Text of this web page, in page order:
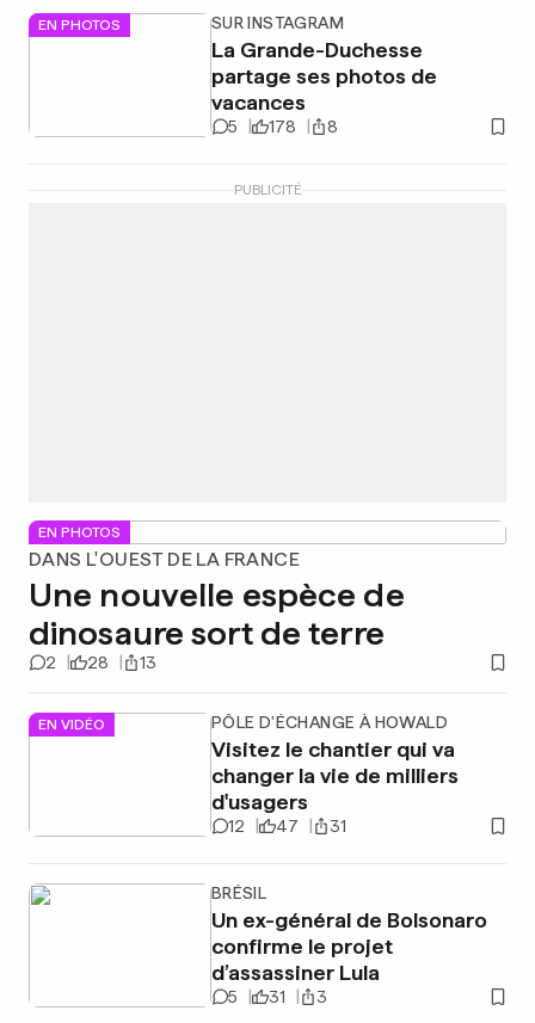
EN PHOTOS SUR INSTAGRAM
La Grande-Duchesse
partage ses photos de
vacances
5 178 8
PUBLICITÉ
EN PHOTOS
DANS L'OUEST DE LA FRANCE
Une nouvelle espèce de
dinosaure sort de terre
2 28 13
EN VIDÉO PÔLE D'ÉCHANGE À HOWALD
Visitez le chantier qui va
changer la vie de milliers
d'usagers
12 47 31
BRÉSIL
Un ex-général de Bolsonaro
confirme le projet
d’assassiner Lula
5 31 3